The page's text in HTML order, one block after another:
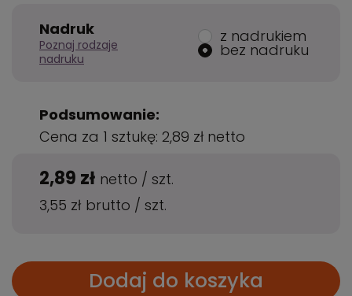
Nadruk
Poznaj rodzaje
nadruku
z nadrukiem
bez nadruku
Podsumowanie:
Cena za 1 sztukę: 2,89 zł netto
2,89 zł netto / szt.
3,55 zł brutto / szt.
Dodaj do koszyka